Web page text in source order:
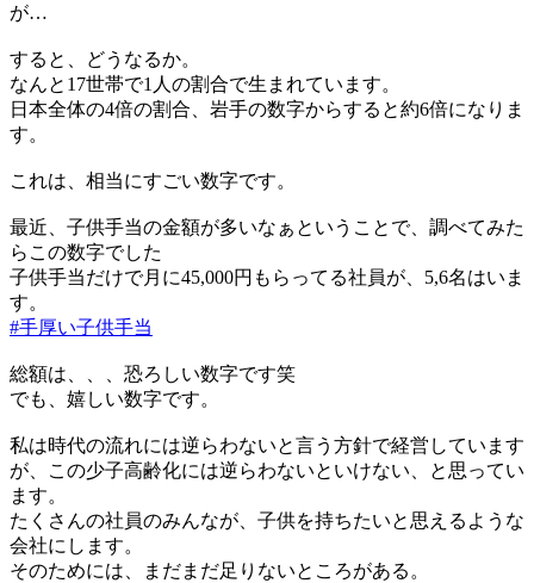
が…
すると、どうなるか。
なんと17世帯で1人の割合で生まれています。
日本全体の4倍の割合、岩手の数字からすると約6倍になりま
す。
これは、相当にすごい数字です。
最近、子供手当の金額が多いなぁということで、調べてみた
らこの数字でした
子供手当だけで月に45,000円もらってる社員が、5,6名はいま
す。
#手厚い子供手当
総額は、、、恐ろしい数字です笑
でも、嬉しい数字です。
私は時代の流れには逆らわないと言う方針で経営しています
が、この少子高齢化には逆らわないといけない、と思ってい
ます。
たくさんの社員のみんなが、子供を持ちたいと思えるような
会社にします。
そのためには、まだまだ足りないところがある。